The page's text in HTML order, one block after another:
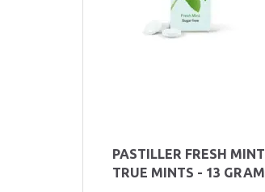
PASTILLER FRESH MINT
TRUE MINTS - 13 GRAM